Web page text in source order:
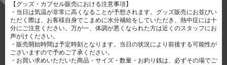
【グッズ・カプセル販売における注意事項】
・当日は気温が非常に高くなることが予想されます。グッズ販売にお並びい
ただく際は、お客様自身でこまめに水分補給をしていただき、熱中症には十
分にご注意ください。万が一、体調が悪くなられた方は近くのスタッフにお
声がけください。
・販売開始時間は予定時刻となります。当日の状況により前後する可能性が
ございますので予めご了承ください。
・お買い求めいただいた商品・サイズ・数量・お釣り銭は、必ずその場でご